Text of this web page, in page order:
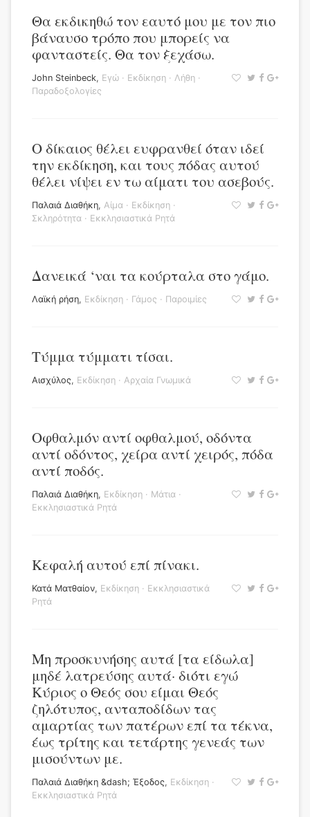
Θα εκδικηθώ τον εαυτό μου με τον πιο
βάναυσο τρόπο που μπορείς να
φανταστείς. Θα τον ξεχάσω.
John Steinbeck, Εγώ · Εκδίκηση · Λήθη ·
Παραδοξολογίες
Ο δίκαιος θέλει ευφρανθεί όταν ιδεί
την εκδίκηση, και τους πόδας αυτού
θέλει νίψει εν τω αίματι του ασεβούς.
Παλαιά Διαθήκη, Αίμα · Εκδίκηση ·
Σκληρότητα · Εκκλησιαστικά Ρητά
Δανεικά ‘ναι τα κούρταλα στο γάμο.
Λαϊκή ρήση, Εκδίκηση · Γάμος · Παροιμίες
Τύμμα τύμματι τίσαι.
Αισχύλος, Εκδίκηση · Αρχαία Γνωμικά
Οφθαλμόν αντί οφθαλμού, οδόντα
αντί οδόντος, χείρα αντί χειρός, πόδα
αντί ποδός.
Παλαιά Διαθήκη, Εκδίκηση · Μάτια ·
Εκκλησιαστικά Ρητά
Κεφαλή αυτού επί πίνακι.
Κατά Ματθαίον, Εκδίκηση · Εκκλησιαστικά
Ρητά
Μη προσκυνήσης αυτά [τα είδωλα]
μηδέ λατρεύσης αυτά· διότι εγώ
Κύριος ο Θεός σου είμαι Θεός
ζηλότυπος, ανταποδίδων τας
αμαρτίας των πατέρων επί τα τέκνα,
έως τρίτης και τετάρτης γενεάς των
μισούντων με.
Παλαιά Διαθήκη &dash; Έξοδος, Εκδίκηση ·
Εκκλησιαστικά Ρητά